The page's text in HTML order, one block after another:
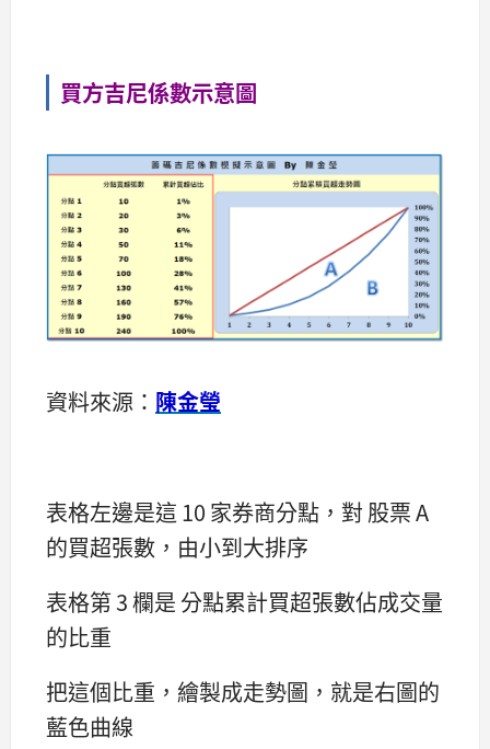
買方吉尼係數示意圖
資料來源： 陳金瑩
表格左邊是這 10 家券商分點，對 股票 A
的買超張數，由小到大排序
表格第 3 欄是 分點累計買超張數佔成交量
的比重
把這個比重，繪製成走勢圖，就是右圖的
藍色曲線